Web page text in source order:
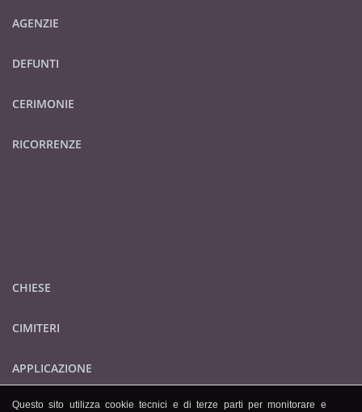
AGENZIE
DEFUNTI
CERIMONIE
RICORRENZE
CHIESE
CIMITERI
APPLICAZIONE
Questo sito utilizza cookie tecnici e di terze parti per monitorare e